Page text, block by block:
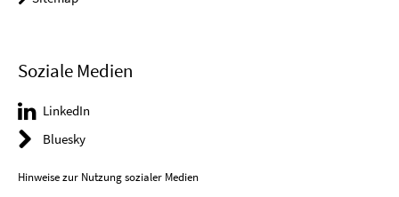
Soziale Medien
LinkedIn
Bluesky
Hinweise zur Nutzung sozialer Medien